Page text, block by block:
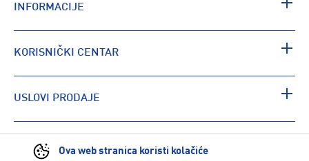
Ova web stranica koristi kolačiće
INFORMACIJE
KORISNIČKI CENTAR
USLOVI PRODAJE
PRONAĐI RADNJU